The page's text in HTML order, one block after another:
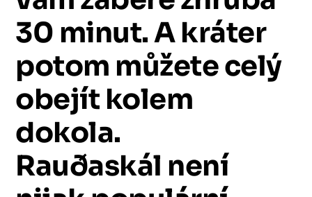
30 minut.A kráter
potom můžetecelý
obejít kolem
dokola.
Rauðaskál není